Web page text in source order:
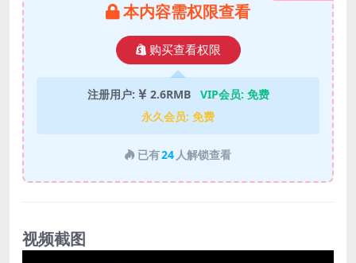
本内容需权限查看
购买查看权限
注册用户: 2.6RMB VIP会员: 免费
永久会员: 免费
已有24 人解锁查看
视频截图